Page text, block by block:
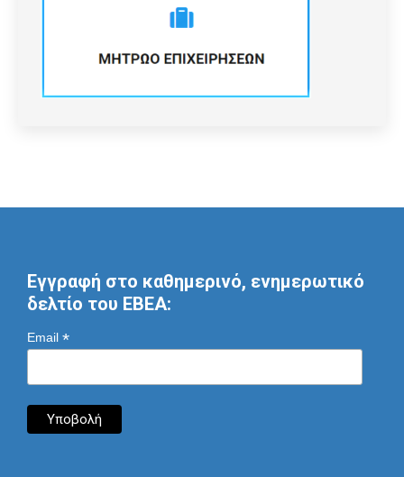
Εγγραφή στο καθημερινό, ενημερωτικό
δελτίο του ΕΒΕΑ:
Email *